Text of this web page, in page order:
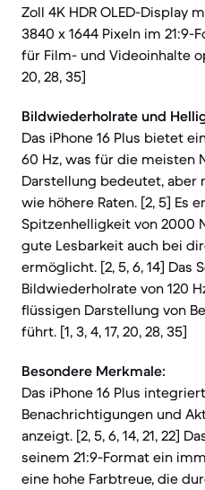
Zoll 4K HDR OLED-Display
3840 x 1644 Pixeln im 21:9-
für Film- und Videoinhalte
20, 28, 35]
Bildwiederholrate und
Das iPhone 16 Plus bietet
60 Hz, was für die meisten
Darstellung bedeutet,
wie höhere Raten. [2, 5] Es
Spitzenhelligkeit von 2000
gute Lesbarkeit auch bei
ermöglicht. [2, 5, 6, 14] Das
Bildwiederholrate von 120
flüssigen Darstellung von
führt. [1, 3, 4, 17, 20, 28, 35]
Besondere Merkmale:
Das iPhone 16 Plus
Benachrichtigungen und
anzeigt. [2, 5, 6, 14, 21, 22]
seinem 21:9-Format ein
eine hohe Farbtreue, die